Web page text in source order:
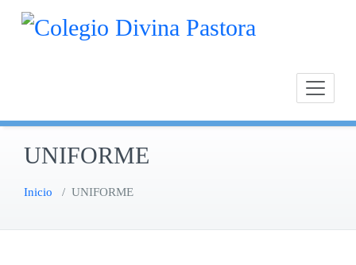
Saltar
UNIFORME
Inicio / UNIFORME